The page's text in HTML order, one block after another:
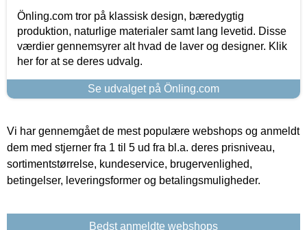
Önling.com tror på klassisk design, bæredygtig
produktion, naturlige materialer samt lang levetid. Disse
værdier gennemsyrer alt hvad de laver og designer. Klik
her for at se deres udvalg.
Se udvalget på Önling.com
Vi har gennemgået de mest populære webshops og anmeldt
dem med stjerner fra 1 til 5 ud fra bl.a. deres prisniveau,
sortimentstørrelse, kundeservice, brugervenlighed,
betingelser, leveringsformer og betalingsmuligheder.
Bedst anmeldte webshops